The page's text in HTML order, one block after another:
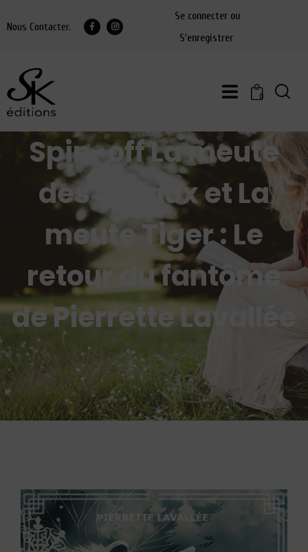
Nous Contacter.
Se connecter ou
S'enregistrer
0
Spin-off La meute
des Joyaux et La
meute Tiger : Le
retour du fantôme
de Pierrette Lavallée